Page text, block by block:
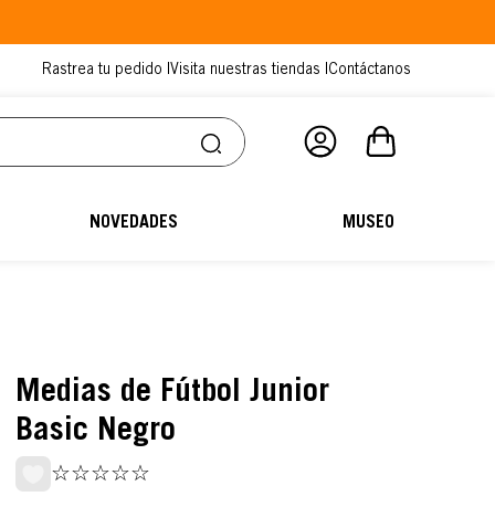
Rastrea tu pedido |Visita nuestras tiendas |Contáctanos
NOVEDADES MUSEO
Medias de Fútbol Junior
Basic Negro
☆☆☆☆☆